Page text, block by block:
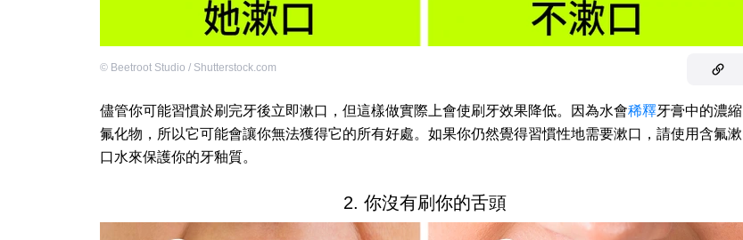
© Beetroot Studio / Shutterstock.com
儘管你可能習慣於刷完牙後立即漱口，但這樣做實際上會使刷牙效果降低。因為水會稀釋牙膏中的濃縮
氟化物，所以它可能會讓你無法獲得它的所有好處。如果你仍然覺得習慣性地需要漱口，請使用含氟漱
口水來保護你的牙釉質。
2. 你沒有刷你的舌頭